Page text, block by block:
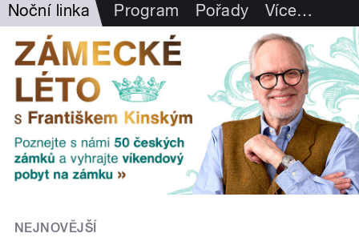
Noční linka Program Pořady Více…
NEJNOVĚJŠÍ